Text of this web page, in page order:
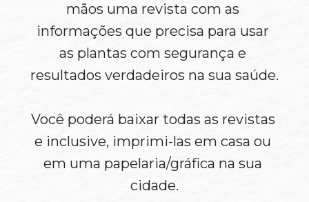
mãos uma revista com as
informações que precisa para usar
as plantas com segurança e
resultados verdadeiros na sua saúde.
Você poderá baixar todas as revistas
e inclusive, imprimi-las em casa ou
em uma papelaria/gráfica na sua
cidade.